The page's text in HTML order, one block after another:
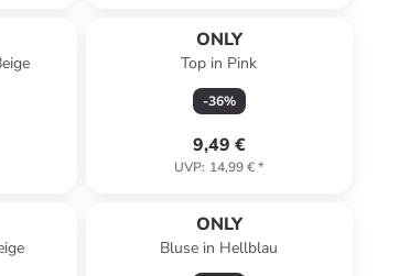
ONLY
Top in Pink
-36%
9,49 €
UVP: 14,99 €*
ONLY
Bluse in Hellblau